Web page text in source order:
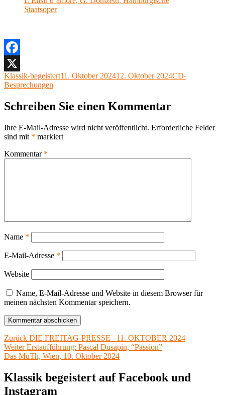
Staatsoper
Facebook
X
Autor
Klassik-begeistertVeröffentlicht
11. Oktober 202412. Oktober 2024Kategorien
CD-
Besprechungen
Schreiben Sie einen Kommentar
Ihre E-Mail-Adresse wird nicht veröffentlicht. Erforderliche Felder
sind mit * markiert
Kommentar *
Name *
E-Mail-Adresse *
Website
Name, E-Mail-Adresse und Website in diesem Browser für
meinen nächsten Kommentar speichern.
Beitragsnavigation
Zurück Vorheriger
Beitrag:
DIE FREITAG-PRESSE –11. OKTOBER 2024
Weiter Nächster
Beitrag:
Erstaufführung: Pascal Dusapin, “Passion”
Das MuTh, Wien, 10. Oktober 2024
Klassik begeistert auf Facebook und
Instagram